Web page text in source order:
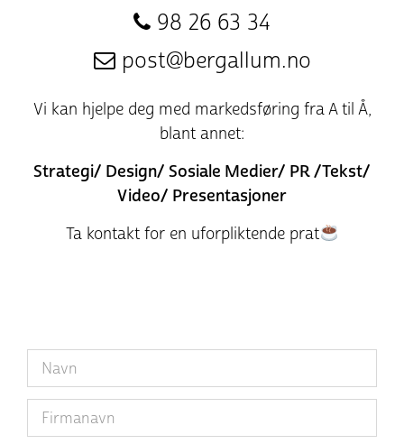
98 26 63 34
post@bergallum.no
Vi kan hjelpe deg med markedsføring fra A til Å,
blant annet:
Strategi/ Design/ Sosiale Medier/ PR /Tekst/
Video/ Presentasjoner
Ta kontakt for en uforpliktende prat
Navn
Navn
eller